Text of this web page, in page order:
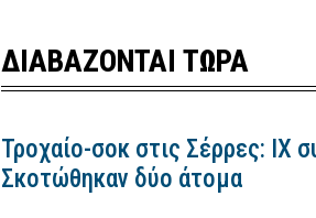
ΔΙΑΒΑΖΟΝΤΑΙ ΤΩΡΑ
Τροχαίο-σοκ στις Σέρρες: ΙΧ
Σκοτώθηκαν δύο άτομα